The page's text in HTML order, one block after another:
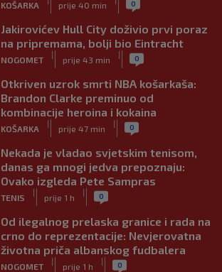
KOŠARKA prije 40 min 0
Jakirovićev Hull City doživio prvi poraz
na pripremama, bolji bio Eintracht
NOGOMET
|
prije 43 min
| 0
Otkriven uzrok smrti NBA košarkaša:
Brandon Clarke preminuo od
kombinacije heroina i kokaina
KOŠARKA
|
prije 47 min
| 0
Nekada je vladao svjetskim tenisom,
danas ga mnogi jedva prepoznaju:
Ovako izgleda Pete Sampras
TENIS
|
prije 1 h
| 0
Od ilegalnog prelaska granice i rada na
crno do reprezentacije: Nevjerovatna
životna priča albanskog fudbalera
NOGOMET
|
prije 1 h
| 0